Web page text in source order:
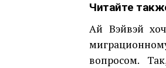
Читайте
Ай Вэйвэй
вопросом.